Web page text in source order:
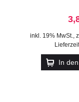
inkl. 19% MwSt.,
In